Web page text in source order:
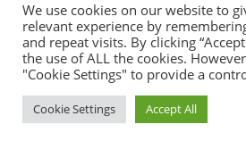
Copyright © 2000-2025,Terabits
rights reserved.Terms of Service.
Address: 25/52 Town Avenue Time
Tha Kham 16, Tha Kham Rd.,
We use cookies on our website to
relevant experience by
and repeat visits. By clicking
the use of ALL the cookies.
"Cookie Settings" to provide a
Cookie Settings Accept All